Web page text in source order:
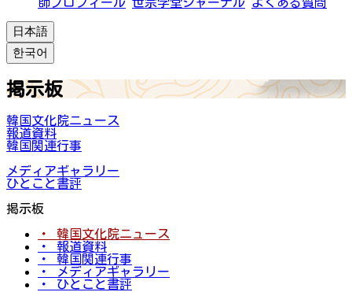
日本語
한국어
掲示板
韓国文化院ニュース
報道資料
韓国関連行事
メディアギャラリー
ひとこと書評
掲示板
・ 韓国文化院ニュース
・ 報道資料
・ 韓国関連行事
・ メディアギャラリー
・ ひとこと書評